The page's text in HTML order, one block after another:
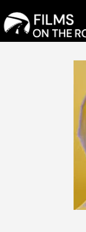
to
the
content